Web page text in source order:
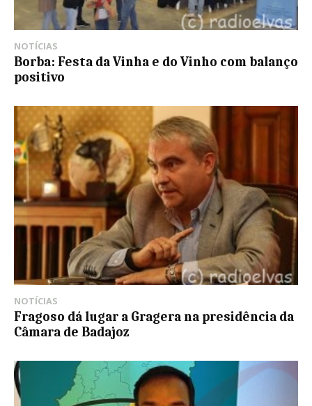
NOTÍCIAS
Borba: Festa da Vinha e do Vinho com balanço
positivo
NOTÍCIAS
Fragoso dá lugar a Gragera na presidência da
Câmara de Badajoz